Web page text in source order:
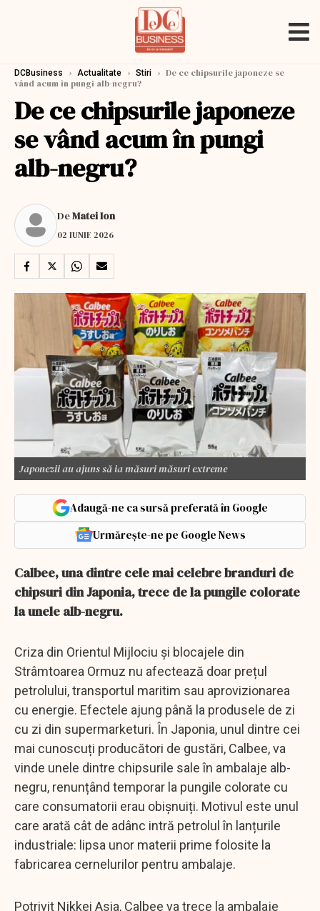
DCBusiness › Actualitate › Stiri › De ce chipsurile japoneze se
vând acum în pungi alb-negru?
De ce chipsurile japoneze
se vând acum în pungi
alb-negru?
DeMatei Ion
02 IUNIE 2026
Japonezii au ajuns să ia măsuri măsuri extreme
Adaugă-ne ca sursă preferată în Google
Urmărește-ne pe Google News
Calbee, una dintre cele mai celebre branduri de
chipsuri din Japonia, trece de la pungile colorate
la unele alb-negru.
Criza din Orientul Mijlociu și blocajele din
Strâmtoarea Ormuz nu afectează doar prețul
petrolului, transportul maritim sau aprovizionarea
cu energie. Efectele ajung până la produsele de zi
cu zi din supermarketuri. În Japonia, unul dintre cei
mai cunoscuți producători de gustări, Calbee, va
vinde unele dintre chipsurile sale în ambalaje alb-
negru, renunțând temporar la pungile colorate cu
care consumatorii erau obișnuiți. Motivul este unul
care arată cât de adânc intră petrolul în lanțurile
industriale: lipsa unor materii prime folosite la
fabricarea cernelurilor pentru ambalaje.
Potrivit Nikkei Asia, Calbee va trece la ambalaje